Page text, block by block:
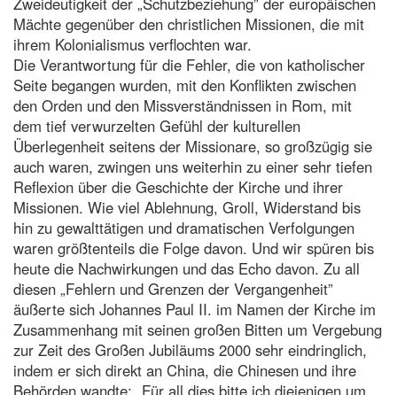
Mächte gegenüber den christlichen Missionen, die mit
ihrem Kolonialismus verflochten war.
Die Verantwortung für die Fehler, die von katholischer
Seite begangen wurden, mit den Konflikten zwischen
den Orden und den Missverständnissen in Rom, mit
dem tief verwurzelten Gefühl der kulturellen
Überlegenheit seitens der Missionare, so großzügig sie
auch waren, zwingen uns weiterhin zu einer sehr tiefen
Reflexion über die Geschichte der Kirche und ihrer
Missionen. Wie viel Ablehnung, Groll, Widerstand bis
hin zu gewalttätigen und dramatischen Verfolgungen
waren größtenteils die Folge davon. Und wir spüren bis
heute die Nachwirkungen und das Echo davon. Zu all
diesen „Fehlern und Grenzen der Vergangenheit”
äußerte sich Johannes Paul II. im Namen der Kirche im
Zusammenhang mit seinen großen Bitten um Vergebung
zur Zeit des Großen Jubiläums 2000 sehr eindringlich,
indem er sich direkt an China, die Chinesen und ihre
Behörden wandte: „Für all dies bitte ich diejenigen um